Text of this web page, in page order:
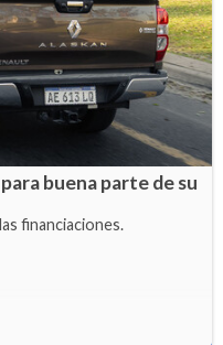
buena parte de su
financiaciones.